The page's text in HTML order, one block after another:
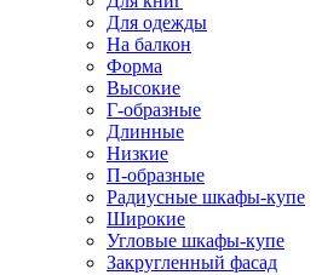
Для одежды
На балкон
Форма
Высокие
Г-образные
Длинные
Низкие
П-образные
Радиусные шкафы-купе
Широкие
Угловые шкафы-купе
Закругленный фасад